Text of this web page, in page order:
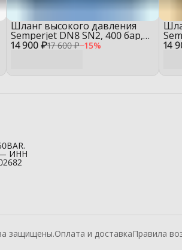
14 900 ₽17 600 ₽−15%
Шланг высокого давления
Semperjet DN8 SN2, 400 бар,
бухта 50 м 14
— ИНН
защищены.Оплата и доставкаПравила